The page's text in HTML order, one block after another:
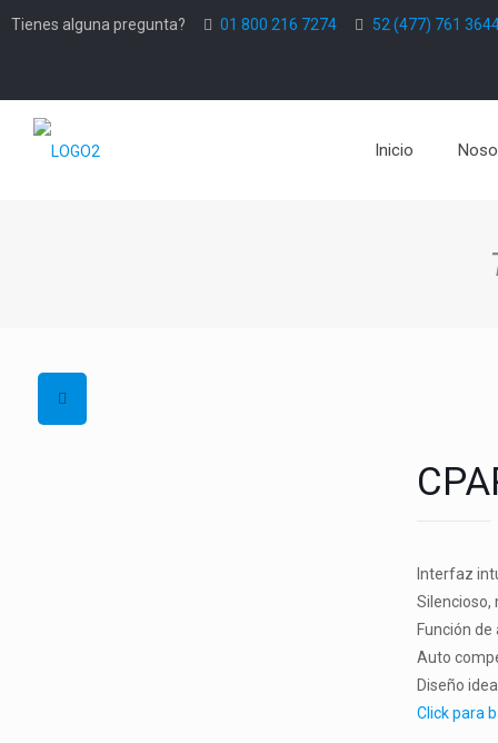
Tienes alguna pregunta? 01 800 216 7274 52 (477) 761
Inicio
Interfaz
Silencioso,
Función
Auto
Diseño
Click para